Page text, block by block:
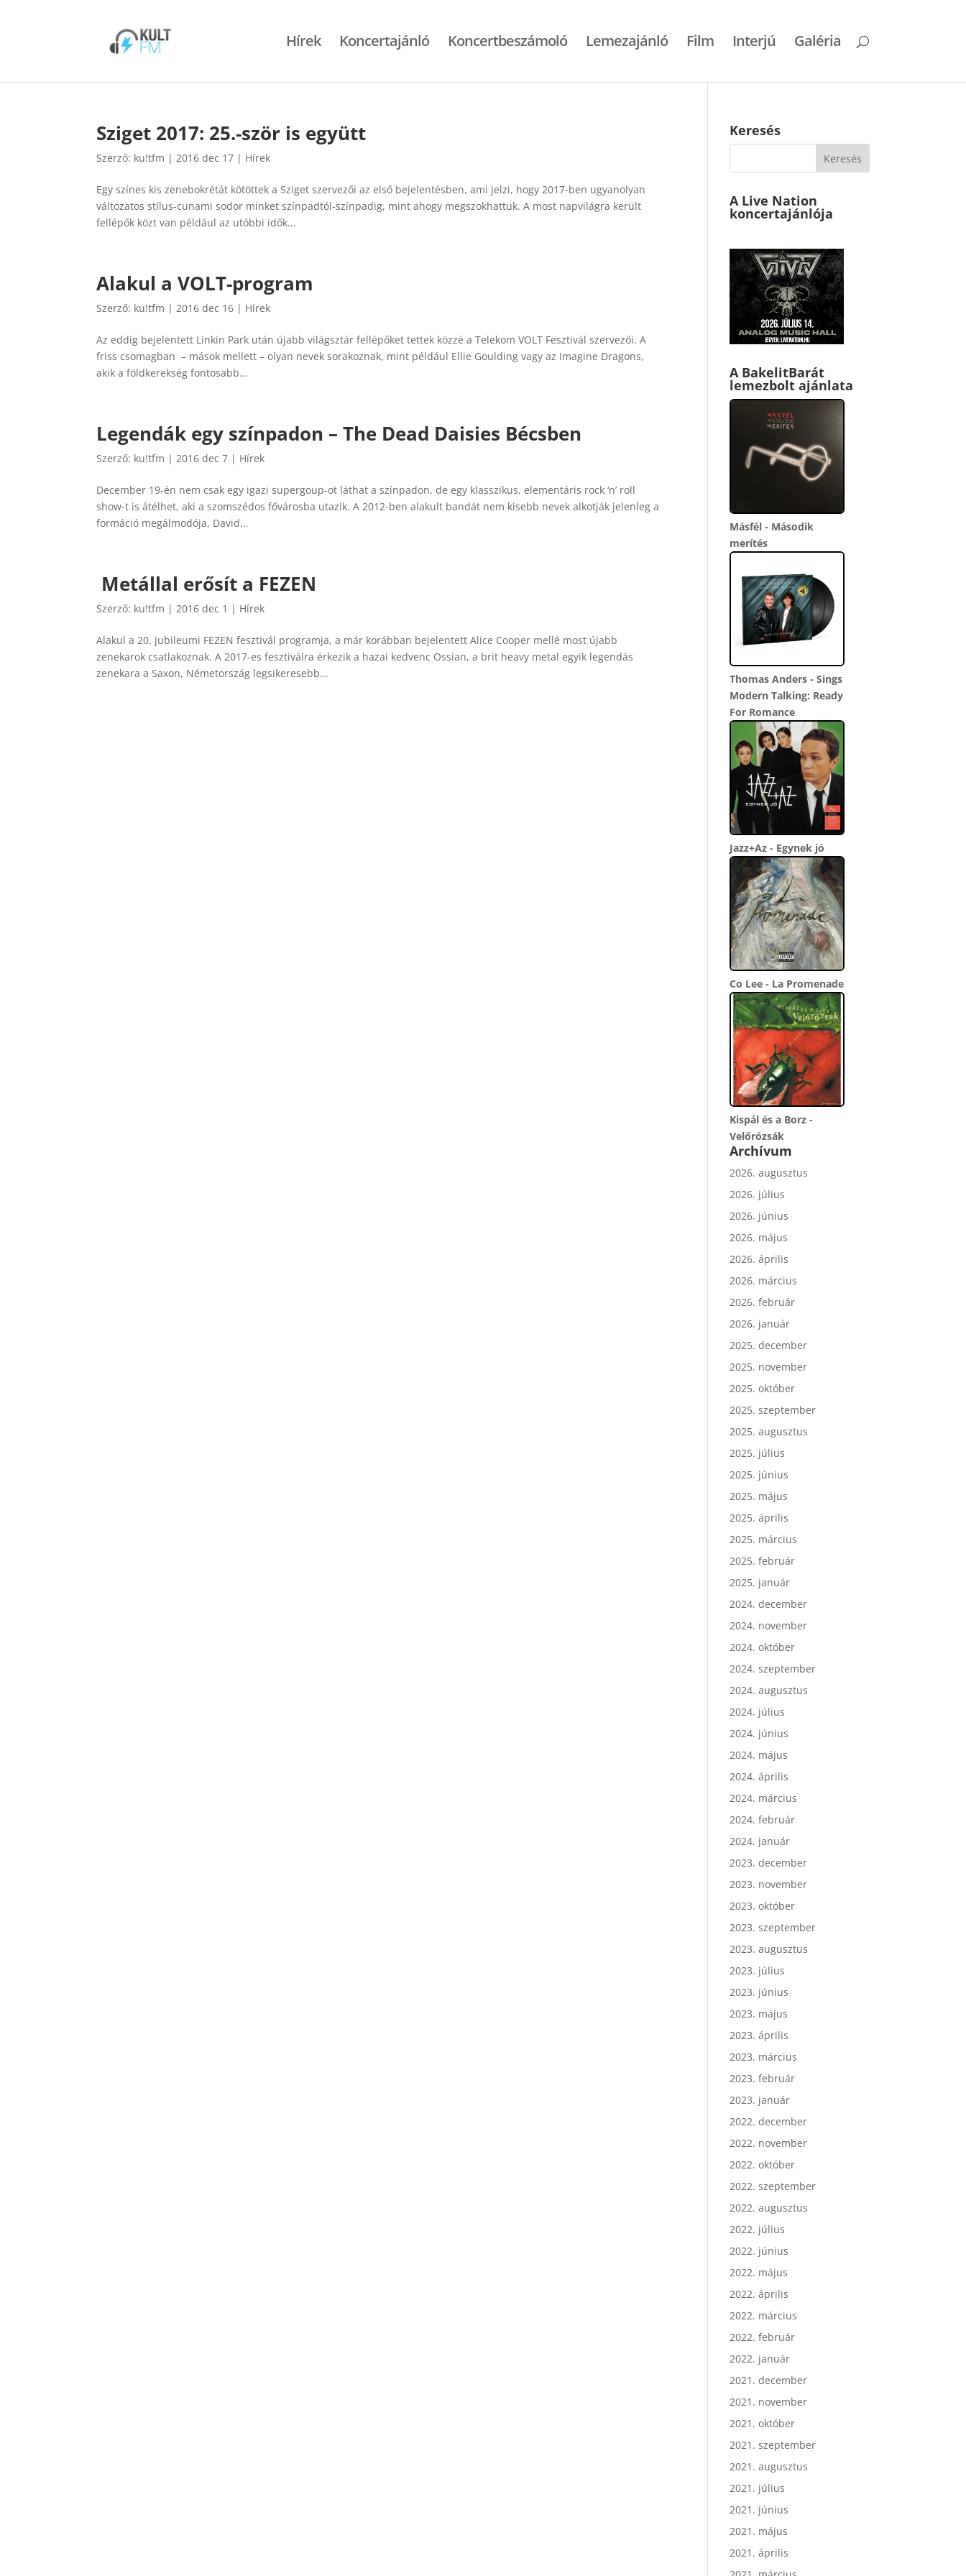
Hírek Koncertajánló Koncertbeszámoló Lemezajánló Film Interjú Galéria
Sziget 2017: 25.-ször is együtt
Szerző: ku!tfm |2016 dec 17 | Hírek
Egy színes kis zenebokrétát kötöttek a Sziget szervezői az első bejelentésben, ami jelzi, hogy 2017-ben ugyanolyan
változatos stílus-cunami sodor minket színpadtól-színpadig, mint ahogy megszokhattuk. A most napvilágra került
fellépők közt van például az utóbbi idők...
Alakul a VOLT-program
Szerző: ku!tfm |2016 dec 16 | Hírek
Az eddig bejelentett Linkin Park után újabb világsztár fellépőket tettek közzé a Telekom VOLT Fesztivál szervezői. A
friss csomagban – mások mellett – olyan nevek sorakoznak, mint például Ellie Goulding vagy az Imagine Dragons,
akik a földkerekség fontosabb...
Legendák egy színpadon – The Dead Daisies Bécsben
Szerző: ku!tfm |2016 dec 7 | Hírek
December 19-én nem csak egy igazi supergoup-ot láthat a színpadon, de egy klasszikus, elementáris rock ‘n’ roll
show-t is átélhet, aki a szomszédos fővárosba utazik. A 2012-ben alakult bandát nem kisebb nevek alkotják jelenleg a
formáció megálmodója, David...
​ Metállal erősít a FEZEN
Szerző: ku!tfm |2016 dec 1 | Hírek
Alakul a 20. jubileumi FEZEN fesztivál programja, a már korábban bejelentett Alice Cooper mellé most újabb
zenekarok csatlakoznak. A 2017-es fesztiválra érkezik a hazai kedvenc Ossian, a brit heavy metal egyik legendás
zenekara a Saxon, Németország legsikeresebb...
Keresés
A Live Nation
koncertajánlója
A BakelitBarát
lemezbolt ajánlata
Másfél - Második
merítés
Thomas Anders - Sings
Modern Talking: Ready
For Romance
Jazz+Az - Egynek jó
Co Lee - La Promenade
Kispál és a Borz -
Velőrózsák
Archívum
2026. augusztus
2026. július
2026. június
2026. május
2026. április
2026. március
2026. február
2026. január
2025. december
2025. november
2025. október
2025. szeptember
2025. augusztus
2025. július
2025. június
2025. május
2025. április
2025. március
2025. február
2025. január
2024. december
2024. november
2024. október
2024. szeptember
2024. augusztus
2024. július
2024. június
2024. május
2024. április
2024. március
2024. február
2024. január
2023. december
2023. november
2023. október
2023. szeptember
2023. augusztus
2023. július
2023. június
2023. május
2023. április
2023. március
2023. február
2023. január
2022. december
2022. november
2022. október
2022. szeptember
2022. augusztus
2022. július
2022. június
2022. május
2022. április
2022. március
2022. február
2022. január
2021. december
2021. november
2021. október
2021. szeptember
2021. augusztus
2021. július
2021. június
2021. május
2021. április